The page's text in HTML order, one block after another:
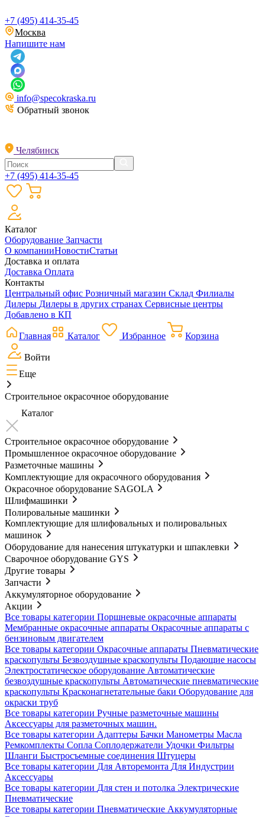
+7 (495) 414-35-45
Москва
Напишите нам
info@specokraska.ru
Обратный звонок
Челябинск
+7 (495) 414-35-45
Каталог
Оборудование Запчасти
О компанииНовостиСтатьи
Доставка и оплата
Доставка Оплата
Контакты
Центральный офис Розничный магазин Склад Филиалы
Дилеры Дилеры в других странах Сервисные центры
Добавлено в КП
Главная Каталог Избранное Корзина
Войти
Еще
Строительное окрасочное оборудование
Каталог
Строительное окрасочное оборудование
Промышленное окрасочное оборудование
Разметочные машины
Комплектующие для окрасочного оборудования
Окрасочное оборудование SAGOLA
Шлифмашинки
Полировальные машинки
Комплектующие для шлифовальных и полировальных
машинок
Оборудование для нанесения штукатурки и шпаклевки
Сварочное оборудование GYS
Другие товары
Запчасти
Аккумуляторное оборудование
Акции
Все товары категории Поршневые окрасочные аппараты
Мембранные окрасочные аппараты Окрасочные аппараты с
бензиновым двигателем
Все товары категории Окрасочные аппараты Пневматические
краскопульты Безвоздушные краскопульты Подающие насосы
Электростатическое оборудование Автоматические
безвоздушные краскопульты Автоматические пневматические
краскопульты Красконагнетательные баки Оборудование для
окраски труб
Все товары категории Ручные разметочные машины
Аксессуары для разметочных машин.
Все товары категории Адаптеры Бачки Манометры Масла
Ремкомплекты Сопла Соплодержатели Удочки Фильтры
Шланги Быстросъемные соединения Штуцеры
Все товары категории Для Авторемонта Для Индустрии
Аксессуары
Все товары категории Для стен и потолка Электрические
Пневматические
Все товары категории Пневматические Аккумуляторные